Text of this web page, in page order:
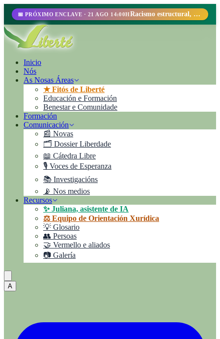
📅 PRÓXIMO ENCLAVE · 21 AGO 14:00H Racismo estructural, perfilamiento racial y abolicionismo carcelario.
Inicio
Nós
As Nosas Áreas
★ Fitós de Liberté
Educación e Formación
Benestar e Comunidade
Formación
Comunicación
📰 Novas
🗂️ Dossier Liberdade
📖 Cátedra Libre
🎙️ Voces de Esperanza
📚 Investigacións
📡 Nos medios
Recursos
✨ Juliana, asistente de IA
⚖️ Equipo de Orientación Xurídica
💡 Glosario
👥 Persoas
🤝 Vermello e aliados
📷 Galería
A